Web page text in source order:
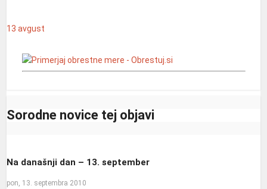
13 avgust
Sorodne novice tej objavi
Na današnji dan – 13. september
pon, 13. septembra 2010